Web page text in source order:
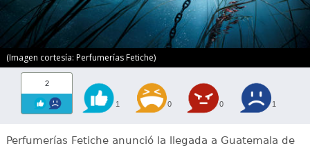
(Imagen cortesía: Perfumerías Fetiche)
2
1 0 0 1
Perfumerías Fetiche anunció la llegada a Guatemala de